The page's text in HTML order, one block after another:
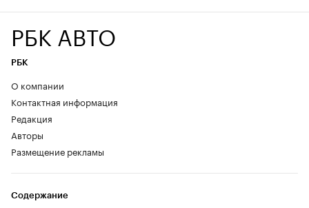
РБК АВТО
РБК
О компании
Контактная информация
Редакция
Авторы
Размещение рекламы
Содержание